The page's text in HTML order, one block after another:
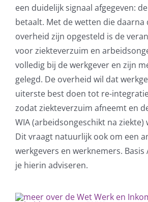
een duidelijk signaal afgegeven:
betaalt. Met de wetten die daarna
overheid zijn opgesteld is de
voor ziekteverzuim en
volledig bij de werkgever en zijn
gelegd. De overheid wil dat
uiterste best doen tot re-
zodat ziekteverzuim afneemt en
WIA (arbeidsongeschikt na
Dit vraagt natuurlijk ook om een
werkgevers en werknemers.
je hierin adviseren.
Klik om de PDF te
nieuw venster